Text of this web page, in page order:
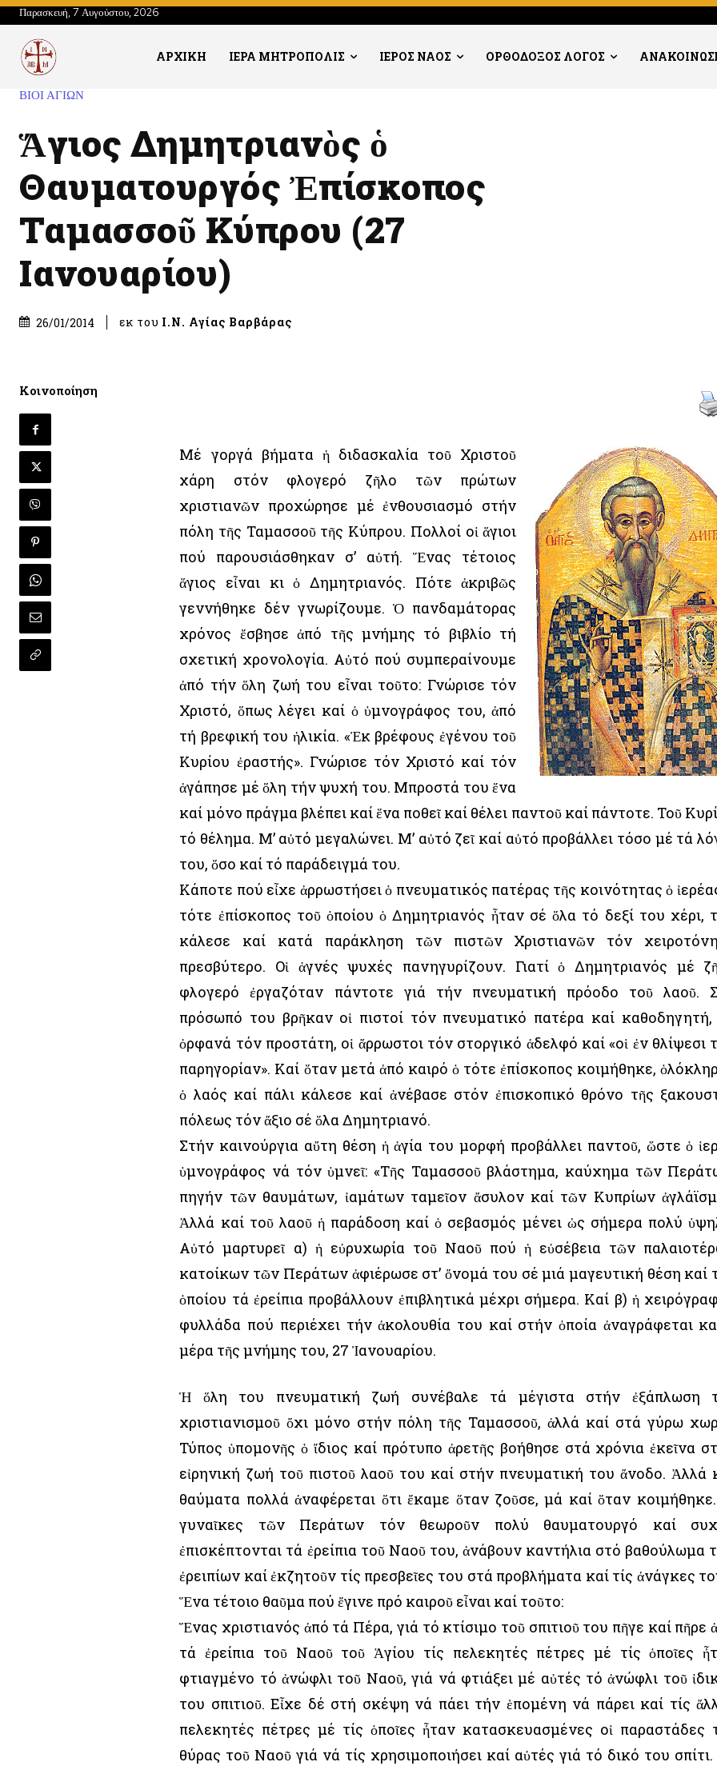
Παρασκευή, 7 Αυγούστου, 2026
ΑΡΧΙΚΗ ΙΕΡΑ ΜΗΤΡΟΠΟΛΙΣ ΙΕΡΟΣ ΝΑΟΣ ΟΡΘΟΔΟΞΟΣ ΛΟΓΟΣ
ΒΙΟΙ ΑΓΙΩΝ
Ἅγιος Δημητριανὸς ὁ
Θαυματουργός Ἐπίσκοπος
Ταμασσοῦ Κύπρου (27
Ιανουαρίου)
26/01/2014 εκ του Ι.Ν. Αγίας Βαρβάρας
Κοινοποίηση
Μέ γοργά βήματα ἡ διδασκαλία τοῦ Χριστοῦ
χάρη στόν φλογερό ζῆλο τῶν πρώτων
χριστιανῶν προχώρησε μέ ἐνθουσιασμό στήν
πόλη τῆς Ταμασσοῦ τῆς Κύπρου. Πολλοί οἱ ἅγιοι
πού παρουσιάσθηκαν σ’ αὐτή. Ἕνας τέτοιος
ἅγιος εἶναι κι ὁ Δημητριανός. Πότε ἀκριβῶς
γεννήθηκε δέν γνωρίζουμε. Ὁ πανδαμάτορας
χρόνος ἔσβησε ἀπό τῆς μνήμης τό βιβλίο τή
σχετική χρονολογία. Αὐτό πού συμπεραίνουμε
ἀπό τήν ὅλη ζωή του εἶναι τοῦτο: Γνώρισε τόν
Χριστό, ὅπως λέγει καί ὁ ὑμνογράφος του, ἀπό
τή βρεφική του ἡλικία. «Ἐκ βρέφους ἐγένου τοῦ
Κυρίου ἐραστής». Γνώρισε τόν Χριστό καί τόν
ἀγάπησε μέ ὅλη τήν ψυχή του. Μπροστά του ἕνα
καί μόνο πράγμα βλέπει καί ἕνα ποθεῖ καί θέλει παντοῦ καί πάντοτε. Τοῦ
τό θέλημα. Μ’ αὐτό μεγαλώνει. Μ’ αὐτό ζεῖ καί αὐτό προβάλλει τόσο μέ τά
του, ὅσο καί τό παράδειγμά του.
Κάποτε πού εἶχε ἀρρωστήσει ὁ πνευματικός πατέρας τῆς κοινότητας ὁ
τότε ἐπίσκοπος τοῦ ὁποίου ὁ Δημητριανός ἦταν σέ ὅλα τό δεξί του χέρι,
κάλεσε καί κατά παράκληση τῶν πιστῶν Χριστιανῶν τόν
πρεσβύτερο. Οἱ ἁγνές ψυχές πανηγυρίζουν. Γιατί ὁ Δημητριανός μέ
φλογερό ἐργαζόταν πάντοτε γιά τήν πνευματική πρόοδο τοῦ λαοῦ.
πρόσωπό του βρῆκαν οἱ πιστοί τόν πνευματικό πατέρα καί καθοδηγητή,
ὀρφανά τόν προστάτη, οἱ ἄρρωστοι τόν στοργικό ἀδελφό καί «οἱ ἐν θλίψεσι
παρηγορίαν». Καί ὅταν μετά ἀπό καιρό ὁ τότε ἐπίσκοπος κοιμήθηκε,
ὁ λαός καί πάλι κάλεσε καί ἀνέβασε στόν ἐπισκοπικό θρόνο τῆς
πόλεως τόν ἄξιο σέ ὅλα Δημητριανό.
Στήν καινούργια αὔτη θέση ἡ ἁγία του μορφή προβάλλει παντοῦ, ὥστε ὁ
ὑμνογράφος νά τόν ὑμνεῖ: «Τῆς Ταμασσοῦ βλάστημα, καύχημα τῶν
πηγήν τῶν θαυμάτων, ἰαμάτων ταμεῖον ἄσυλον καί τῶν Κυπρίων
Ἀλλά καί τοῦ λαοῦ ἡ παράδοση καί ὁ σεβασμός μένει ὡς σήμερα πολύ
Αὐτό μαρτυρεῖ α) ἡ εὐρυχωρία τοῦ Ναοῦ πού ἡ εὐσέβεια τῶν
κατοίκων τῶν Περάτων ἀφιέρωσε στ’ ὄνομά του σέ μιά μαγευτική θέση καί
ὁποίου τά ἐρείπια προβάλλουν ἐπιβλητικά μέχρι σήμερα. Καί β) ἡ
φυλλάδα πού περιέχει τήν ἀκολουθία του καί στήν ὁποία ἀναγράφεται
μέρα τῆς μνήμης του, 27 Ἰανουαρίου.
Ἡ ὅλη του πνευματική ζωή συνέβαλε τά μέγιστα στήν ἐξάπλωση
χριστιανισμοῦ ὄχι μόνο στήν πόλη τῆς Ταμασσοῦ, ἀλλά καί στά γύρω
Τύπος ὑπομονῆς ὁ ἴδιος καί πρότυπο ἀρετῆς βοήθησε στά χρόνια ἐκεῖνα
εἰρηνική ζωή τοῦ πιστοῦ λαοῦ του καί στήν πνευματική του ἄνοδο. Ἀλλά
θαύματα πολλά ἀναφέρεται ὅτι ἔκαμε ὅταν ζοῦσε, μά καί ὅταν
γυναῖκες τῶν Περάτων τόν θεωροῦν πολύ θαυματουργό καί
ἐπισκέπτονται τά ἐρείπια τοῦ Ναοῦ του, ἀνάβουν καντήλια στό βαθούλωμα
ἐρειπίων καί ἐκζητοῦν τίς πρεσβεῖες του στά προβλήματα καί τίς ἀνάγκες
Ἕνα τέτοιο θαῦμα πού ἔγινε πρό καιροῦ εἶναι καί τοῦτο:
Ἕνας χριστιανός ἀπό τά Πέρα, γιά τό κτίσιμο τοῦ σπιτιοῦ του πῆγε καί πῆρε
τά ἐρείπια τοῦ Ναοῦ τοῦ Ἁγίου τίς πελεκητές πέτρες μέ τίς ὁποῖες
φτιαγμένο τό ἀνώφλι τοῦ Ναοῦ, γιά νά φτιάξει μέ αὐτές τό ἀνώφλι τοῦ
του σπιτιοῦ. Εἶχε δέ στή σκέψη νά πάει τήν ἑπομένη νά πάρει καί τίς
πελεκητές πέτρες μέ τίς ὁποῖες ἦταν κατασκευασμένες οἱ παραστάδες
θύρας τοῦ Ναοῦ γιά νά τίς χρησιμοποιήσει καί αὐτές γιά τό δικό του